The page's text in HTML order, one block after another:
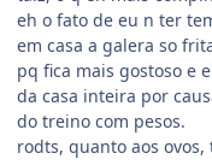
eh o fato de eu n ter
em casa a galera so
pq fica mais gostoso e
da casa inteira por
do treino com pesos.
rodts, quanto aos